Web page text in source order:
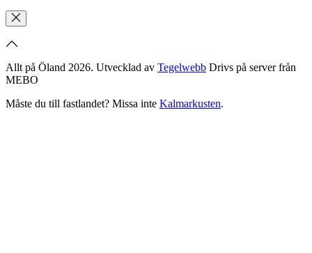
Allt på Öland 2026. Utvecklad av Tegelwebb Drivs på server från
MEBO
Måste du till fastlandet? Missa inte Kalmarkusten.